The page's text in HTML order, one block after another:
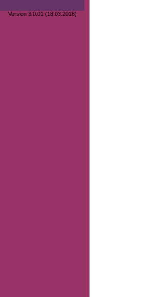
Version 3.0.01 (18.03.2018)